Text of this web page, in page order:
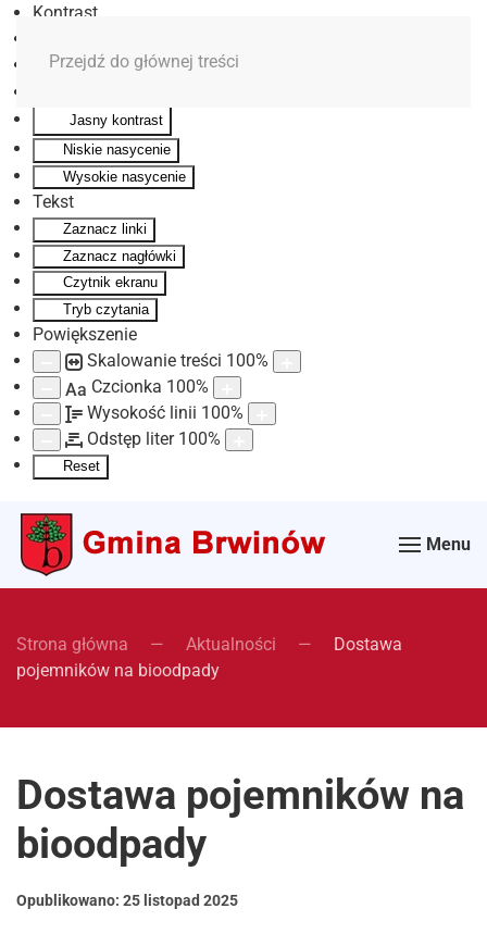
Kontrast
Monochromatyczny
Jasny kontrast
Niskie nasycenie
Wysokie nasycenie
Tekst
Zaznacz linki
Zaznacz nagłówki
Czytnik ekranu
Tryb czytania
Powiększenie
Skalowanie treści 100%
Aa Czcionka 100%
Wysokość linii 100%
Odstęp liter 100%
Reset
Przejdź do głównej treści
Menu
Strona główna Aktualności
Dostawa
pojemników na bioodpady
Dostawa pojemników na
bioodpady
Opublikowano: 25 listopad 2025